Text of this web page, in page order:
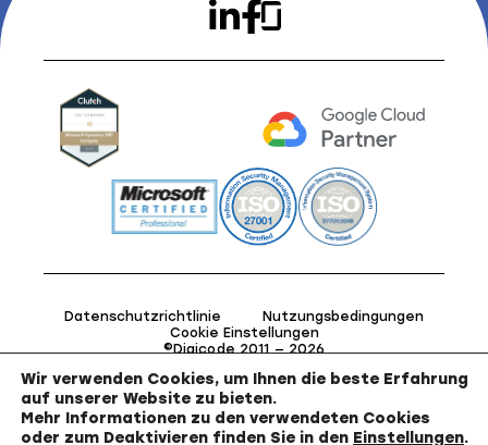
©Digicode 2011 — 2026
Datenschutzrichtlinie
Nutzungsbedingungen
Cookie Einstellungen
Wir verwenden Cookies, um Ihnen die beste Erfahrung
auf unserer Website zu bieten.
Mehr Informationen zu den verwendeten Cookies
oder zum Deaktivieren finden Sie in den Einstellungen.